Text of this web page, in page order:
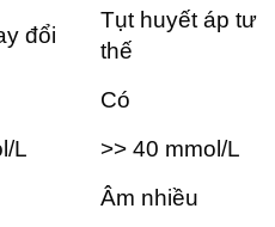
đổi
Tụt huyết áp tư
thế
Có
L
>> 40 mmol/L
Âm nhiều